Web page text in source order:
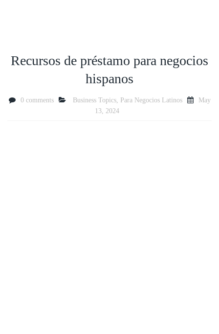
Recursos de préstamo para negocios
hispanos
0 comments Business Topics, Para Negocios Latinos
May
13, 2024